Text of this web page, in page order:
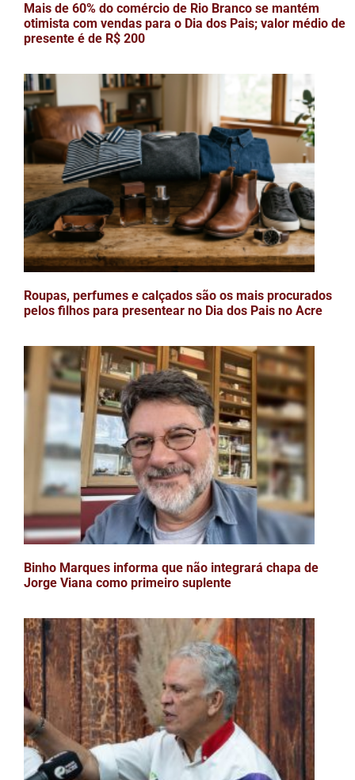
Mais de 60% do comércio de Rio Branco se mantém
otimista com vendas para o Dia dos Pais; valor médio de
presente é de R$ 200
Roupas, perfumes e calçados são os mais procurados
pelos filhos para presentear no Dia dos Pais no Acre
Binho Marques informa que não integrará chapa de
Jorge Viana como primeiro suplente